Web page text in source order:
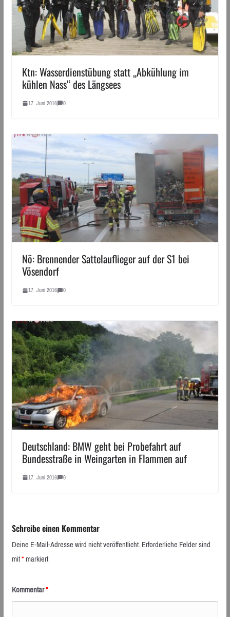
Ktn: Wasserdienstübung statt „Abkühlung im
kühlen Nass“ des Längsees
17. Juni 2016 0
Nö: Brennender Sattelauflieger auf der S1 bei
Vösendorf
17. Juni 2016 0
Deutschland: BMW geht bei Probefahrt auf
Bundesstraße in Weingarten in Flammen auf
17. Juni 2016 0
Schreibe einen Kommentar
Deine E-Mail-Adresse wird nicht veröffentlicht.Erforderliche Felder sind
mit*markiert
Kommentar*